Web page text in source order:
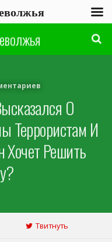
О
Террористам И
Хочет Решить
Твитнуть